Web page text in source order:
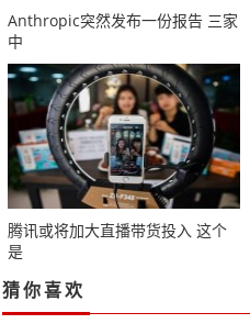
Anthropic突然发布一份报告 三家
中
腾讯或将加大直播带货投入 这个
是
猜你喜欢